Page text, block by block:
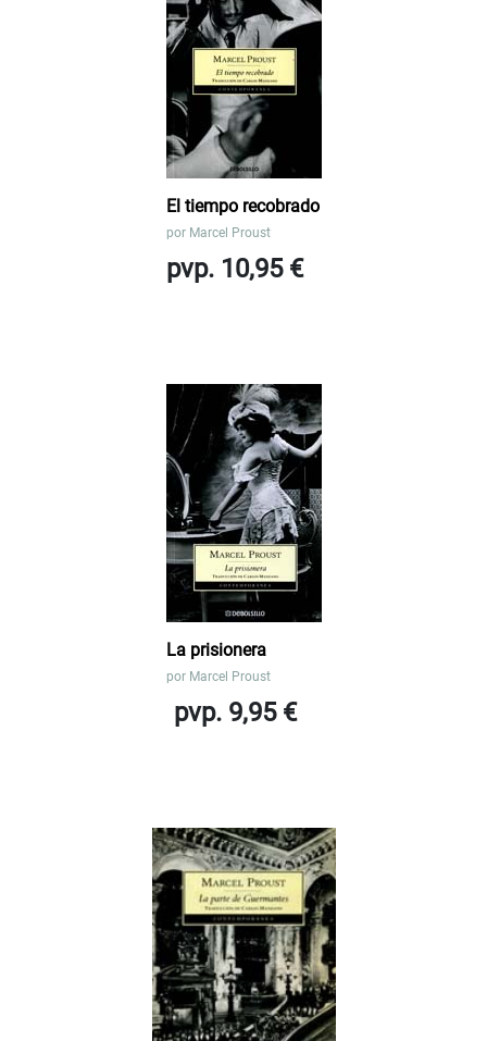
El tiempo recobrado
por Marcel Proust
pvp. 10,95 €
La prisionera
por Marcel Proust
pvp. 9,95 €